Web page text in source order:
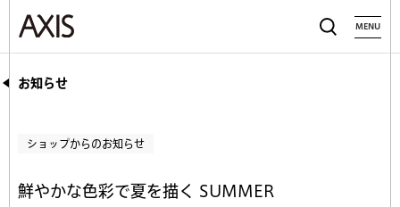
MENU
お知らせ
ショップからのお知らせ
鮮やかな色彩で夏を描く SUMMER